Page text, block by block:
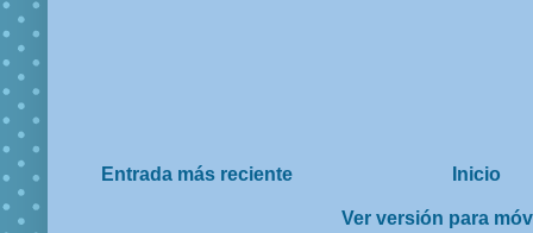
Entrada más reciente Inicio
Ver versión para